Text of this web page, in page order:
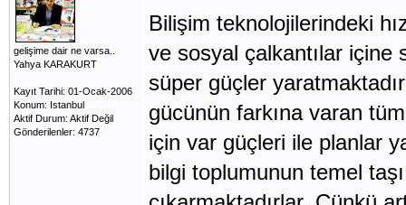
gelişime dair ne varsa..
Yahya KARAKURT
Kayıt Tarihi: 01-Ocak-2006
Konum: Istanbul
Aktif Durum: Aktif Değil
Gönderilenler: 4737
Bilişim teknolojilerindeki
ve sosyal çalkantılar
süper güçler
gücünün farkına varan
için var güçleri ile planlar
bilgi toplumunun temel